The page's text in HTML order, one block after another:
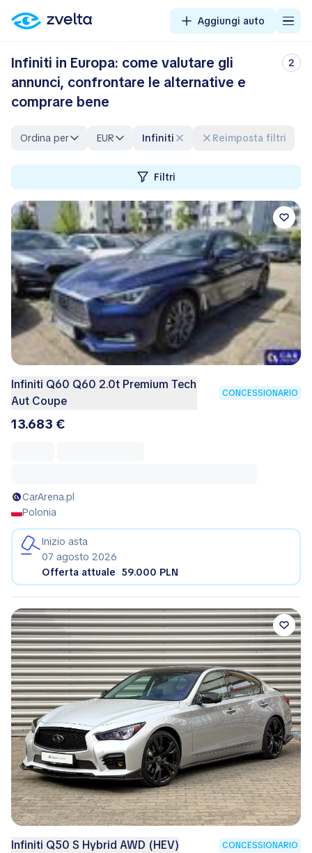
Aggiungi auto
Infiniti in Europa: come valutare gli
annunci, confrontare le alternative e
comprare bene
2
Ordina per EUR Infiniti Reimposta filtri
Filtri
Infiniti Q60 Q60 2.0t Premium Tech
Aut Coupe
CONCESSIONARIO
13.683 €
CarArena.pl
Polonia
Inizio asta
07 agosto 2026
Offerta attuale 59.000 PLN
Infiniti Q50 S Hybrid AWD (HEV) CONCESSIONARIO